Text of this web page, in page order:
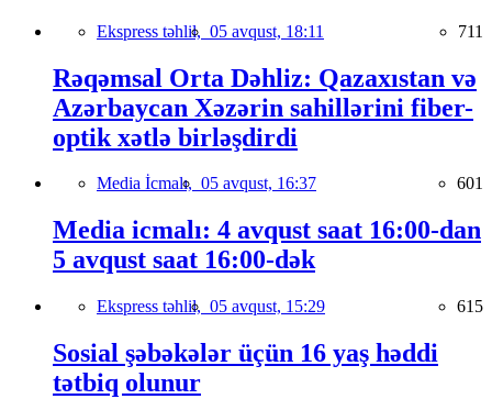
Ekspress təhlil, 05 avqust, 18:11 711
Rəqəmsal Orta Dəhliz: Qazaxıstan və
Azərbaycan Xəzərin sahillərini fiber-
optik xətlə birləşdirdi
Media İcmalı, 05 avqust, 16:37 601
Media icmalı: 4 avqust saat 16:00-dan
5 avqust saat 16:00-dək
Ekspress təhlil, 05 avqust, 15:29 615
Sosial şəbəkələr üçün 16 yaş həddi
tətbiq olunur